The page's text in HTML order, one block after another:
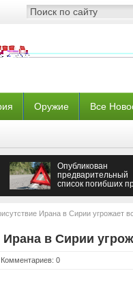
Оружие Все
Опубликован
предварительный
список погибших
Ирана в Сирии угрожает
в Сирии
Комментариев: 0